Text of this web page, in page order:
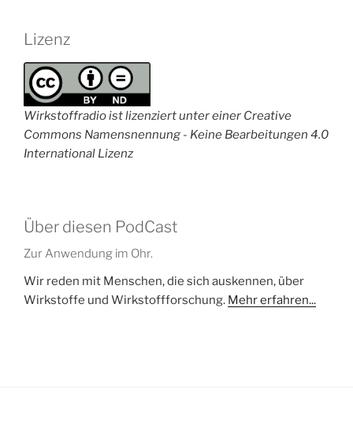
Lizenz
Wirkstoffradio ist lizenziert unter einer Creative
Commons Namensnennung - Keine Bearbeitungen 4.0
International Lizenz
Über diesen PodCast
Zur Anwendung im Ohr.
Wir reden mit Menschen, die sich auskennen, über
Wirkstoffe und Wirkstoffforschung. Mehr erfahren...